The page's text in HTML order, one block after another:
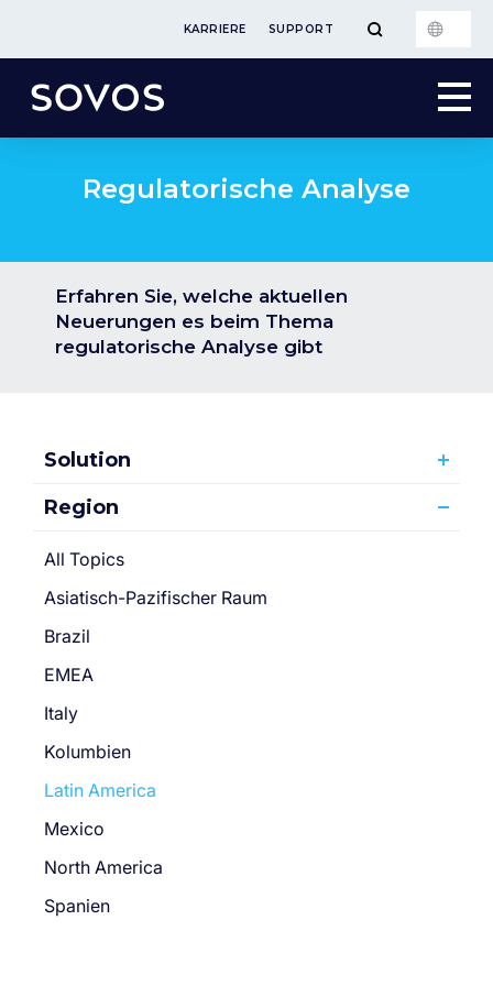
KARRIERE SUPPORT
Regulatorische Analyse
Erfahren Sie, welche aktuellen
Neuerungen es beim Thema
regulatorische Analyse gibt
Solution
Region
All Topics
Asiatisch-Pazifischer Raum
Brazil
EMEA
Italy
Kolumbien
Latin America
Mexico
North America
Spanien